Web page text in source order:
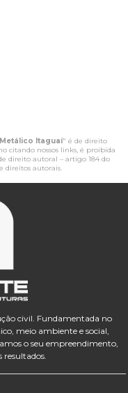
Itaguaí" é de direito
citando nossos links, é proibida
direito autoral – artigo 184 do
direitos autorais.
civil. Fundamentada no
meio ambiente e social,
o seu empreendimento,
resultados.